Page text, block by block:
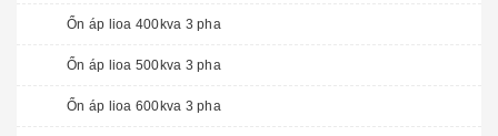
Ổn áp lioa 400kva 3 pha
Ổn áp lioa 500kva 3 pha
Ổn áp lioa 600kva 3 pha